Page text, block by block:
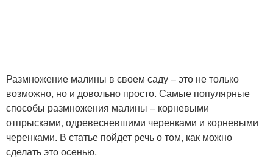
Размножение малины в своем саду – это не только
возможно, но и довольно просто. Самые популярные
способы размножения малины – корневыми
отпрысками, одревесневшими черенками и корневыми
черенками. В статье пойдет речь о том, как можно
сделать это осенью.